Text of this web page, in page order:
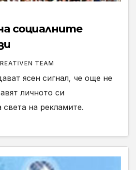
социалните
TEAM
ясен сигнал, че още не
личното си
света на рекламите.